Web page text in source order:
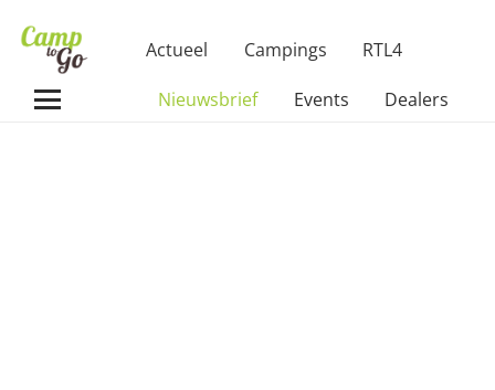
Actueel Campings RTL4
Nieuwsbrief Events Dealers